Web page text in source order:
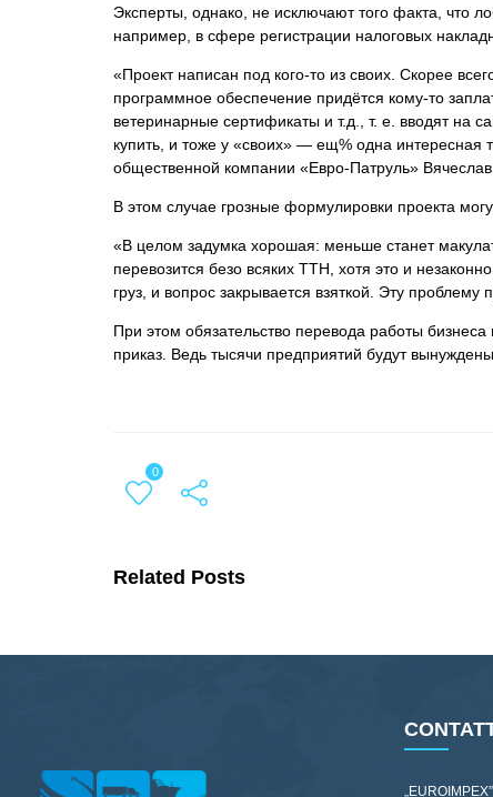
Эксперты, однако, не исключают того факта, что
например, в сфере регистрации налоговых
«Проект написан под кого-то из своих. Скорее
программное обеспечение придётся кому-то
ветеринарные сертификаты и т.д., т. е. вводят на
купить, и тоже у «своих» — ещ% одна интересная
общественной компании «Евро-Патруль» Вячеслав
В этом случае грозные формулировки проекта
«В целом задумка хорошая: меньше станет
перевозится безо всяких ТТН, хотя это и
груз, и вопрос закрывается взяткой. Эту
При этом обязательство перевода работы
приказ. Ведь тысячи предприятий будут
0
Related Posts
„EUROIMPEX”